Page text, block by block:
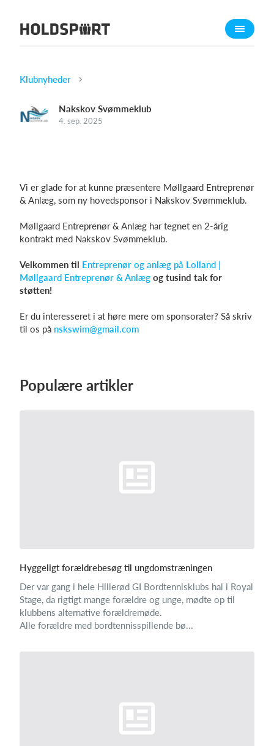
Om Holdsport
Presseomtale
Hjemmeside
Billetsystem
Hvad koster det?
Log på
Klubnyheder
Nakskov Svømmeklub
4. sep. 2025
Vi er glade for at kunne præsentere Møllgaard Entreprenør
& Anlæg, som ny hovedsponsor i Nakskov Svømmeklub.
Møllgaard Entreprenør & Anlæg har tegnet en 2-årig
kontrakt med Nakskov Svømmeklub.
Velkommen til Entreprenør og anlæg på Lolland |
Møllgaard Entreprenør & Anlæg og tusind tak for
støtten!
Er du interesseret i at høre mere om sponsorater? Så skriv
til os på nskswim@gmail.com
Populære artikler
Hyggeligt forældrebesøg til ungdomstræningen
Der var gang i hele Hillerød GI Bordtennisklubs hal i Royal
Stage, da rigtigt mange forældre og unge, mødte op til
klubbens alternative forældremøde.
Alle forældre med bordtennisspillende bø...